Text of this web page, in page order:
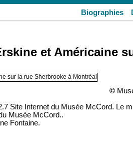
Biographies
et Américaine
©
Site Internet du Musée McCord. Le
Musée McCord..
Fontaine.